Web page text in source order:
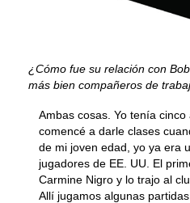
¿Cómo fue su relación con
más bien compañeros de
Ambas cosas. Yo tenía
comencé a darle clases
de mi joven edad, yo ya era
jugadores de EE. UU. El
Carmine Nigro y lo trajo al
Allí jugamos algunas